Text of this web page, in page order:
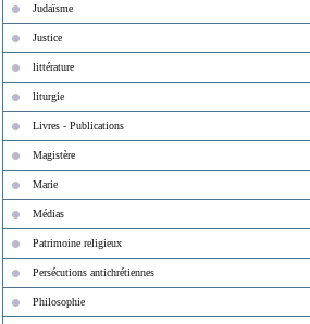
Judaïsme
Justice
littérature
liturgie
Livres - Publications
Magistère
Marie
Médias
Patrimoine religieux
Persécutions antichrétiennes
Philosophie